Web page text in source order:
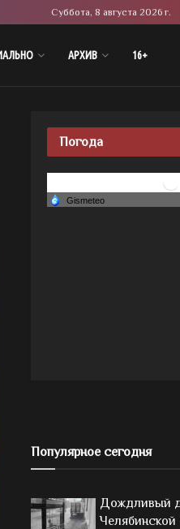
Суббота, 8 августа 2026 г.
АРХИВ 16+
Погода
Популярное сегодня
Дождливый
Челябинской